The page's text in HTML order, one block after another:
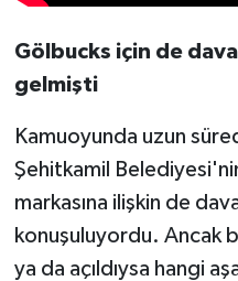
Gölbucks için de
gelmişti
Kamuoyunda uzun
Şehitkamil
markasına ilişkin de
konuşuluyordu. Ancak
ya da açıldıysa hangi